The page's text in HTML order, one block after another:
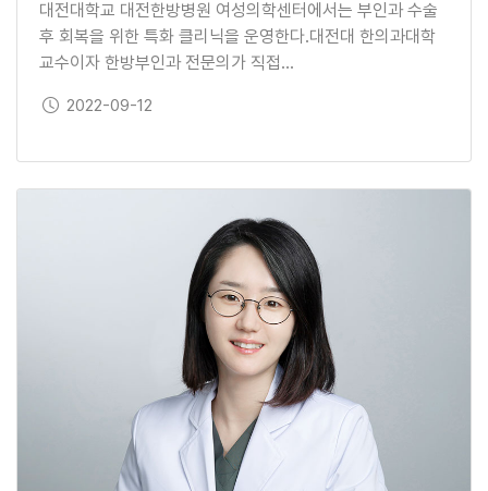
대전대학교 대전한방병원 여성의학센터에서는 부인과 수술
후 회복을 위한 특화 클리닉을 운영한다.대전대 한의과대학
교수이자 한방부인과 전문의가 직접…
보도일2022-09-12